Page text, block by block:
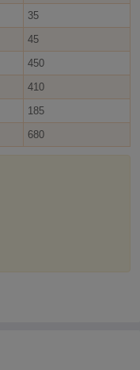
35
45
450
410
185
680